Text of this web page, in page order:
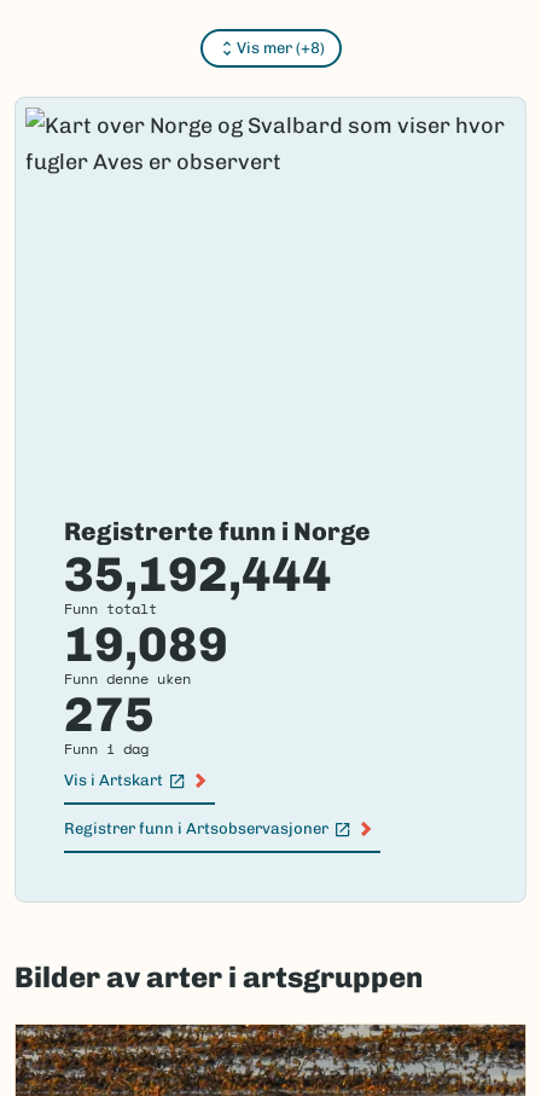
Vis mer (+8)
Registrerte funn i Norge
35,192,444
Funn totalt
19,089
Funn denne uken
275
Funn i dag
Vis i Artskart
(Ekstern lenke)
Registrer funn i Artsobservasjoner
(Ekstern lenke)
Failed
load
map.
Bilder av arter i artsgruppen